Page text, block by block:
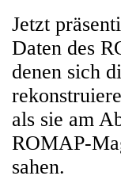
Jetzt
Daten des
denen sich
als sie am
ROMAP-
sahen.